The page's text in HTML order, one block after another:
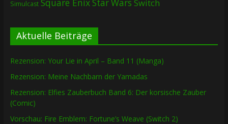
Simulcast Square EnixStar Wars Switch
Aktuelle Beiträge
Rezension: Your Lie in April – Band 11 (Manga)
Rezension: Meine Nachbarn der Yamadas
Rezension: Elfies Zauberbuch Band 6: Der korsische Zauber
(Comic)
Vorschau: Fire Emblem: Fortune’s Weave (Switch 2)